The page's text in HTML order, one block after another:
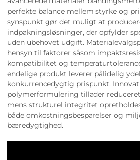
perfekte balance mellem styrke og
synspunkt gør det muligt at
indpakningsløsninger, der opfylder
uden ubehovet udgift.
hensyn til faktorer såsom
kompatibilitet og
endelige produkt leverer pålidelig
konkurrencedygtig prispunkt.
polymerformulering tillader
mens strukturel integritet
både omkostningsbesparelser og
bæredygtighed.